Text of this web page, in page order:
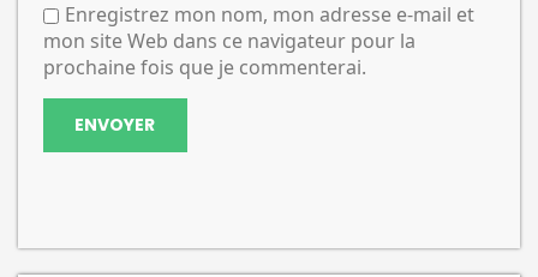
Enregistrez mon nom, mon adresse e-mail et
mon site Web dans ce navigateur pour la
prochaine fois que je commenterai.